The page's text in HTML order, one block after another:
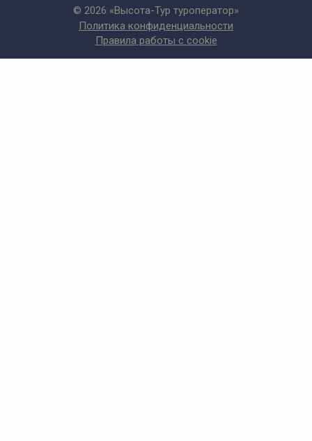
© 2026 «Высота-Тур туроператор»
Политика конфиденциальности
Правила работы с cookie